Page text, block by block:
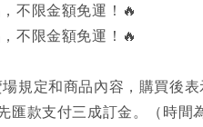
不限金額免運！🔥
不限金額免運！🔥
規定和商品內容，購買後表
匯款支付三成訂金。（時間